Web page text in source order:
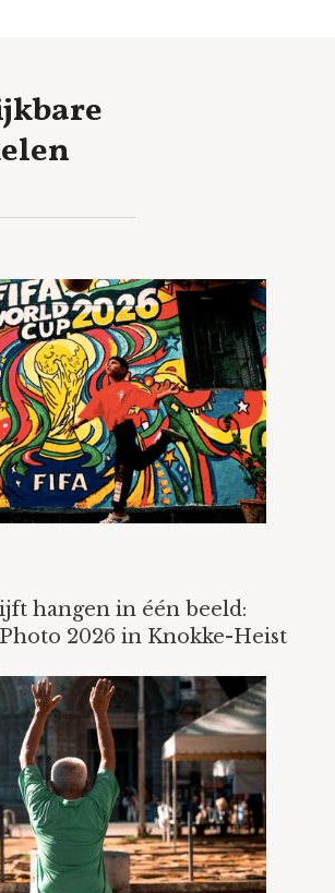
hangen in één beeld:
2026 in Knokke-Heist